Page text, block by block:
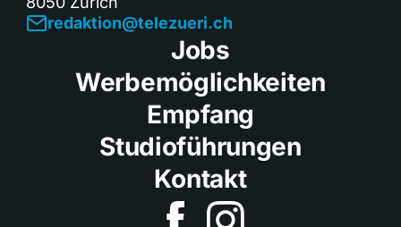
redaktion@telezueri.ch
Jobs
Werbemöglichkeiten
Empfang
Studioführungen
Kontakt